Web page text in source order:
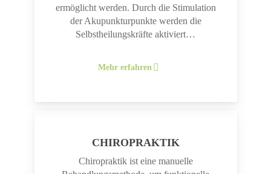
ermöglicht werden. Durch die Stimulation
der Akupunkturpunkte werden die
Selbstheilungskräfte aktiviert…
Mehr erfahren
CHIROPRAKTIK
Chiropraktik ist eine manuelle